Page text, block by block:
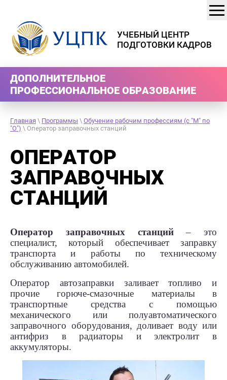
УЧЕБНЫЙ ЦЕНТР
ПОДГОТОВКИ КАДРОВ
ДОПОЛНИТЕЛЬНОЕ
ПРОФЕССИОНАЛЬНОЕ ОБРАЗОВАНИЕ
Главная \ Программы \ Обучение рабочим профессиям (с "М" по
"О") \ Оператор заправочных станций
ОПЕРАТОР
ЗАПРАВОЧНЫХ
СТАНЦИЙ
Оператор заправочных станций– это
специалист, который обеспечивает заправку
транспорта и работы по техническому
обслуживанию автомобилей.
Оператор автозаправки заливает топливо и
прочие горюче-смазочные материалы в
транспортные средства с помощью
механического или полуавтоматического
заправочного оборудования, доливает воду или
антифриз в радиаторы и электролит в
аккумуляторы.